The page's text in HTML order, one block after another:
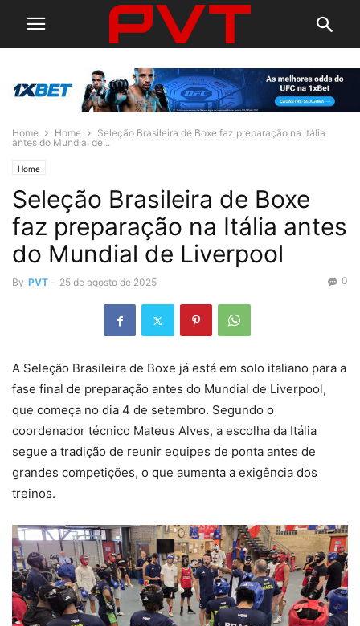
Home Home
Seleção Brasileira de Boxe faz preparação na Itália
antes do Mundial de...
Home
Seleção Brasileira de Boxe
faz preparação na Itália antes
do Mundial de Liverpool
By PVT - 25 de agosto de 2025 0
A Seleção Brasileira de Boxe já está em solo italiano para a
fase final de preparação antes do Mundial de Liverpool,
que começa no dia 4 de setembro. Segundo o
coordenador técnico Mateus Alves, a escolha da Itália
segue a tradição de reunir equipes de ponta antes de
grandes competições, o que aumenta a exigência dos
treinos.